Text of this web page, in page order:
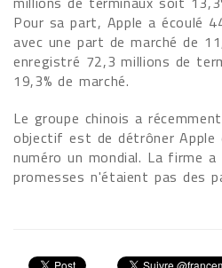
Pour sa part, Apple a écoulé
avec une part de marché de
enregistré 72,3 millions de
19,3% de marché.
Le groupe chinois a
objectif est de détrôner Apple
numéro un mondial. La firme
promesses n'étaient pas des